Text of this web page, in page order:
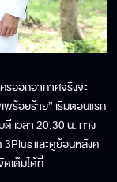
รออกอากาศจริงจะ
พร้อยร้าย” เริ่มตอนแรก
เวลา 20.30 น. ทาง
และดูย้อนหลังค
เต็มได้ที่